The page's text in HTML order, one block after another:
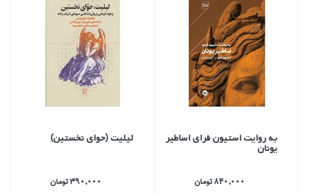
به روايت استيون فراي اساطير
يونان
840,000 تومان
ليليت (حواي نخستين)
390,000 تومان